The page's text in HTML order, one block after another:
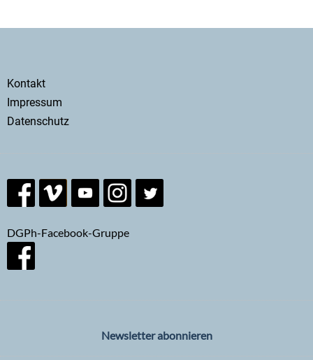
Secondary
menu
Kontakt
Impressum
Datenschutz
DGPh-Facebook-Gruppe
Newsletter abonnieren